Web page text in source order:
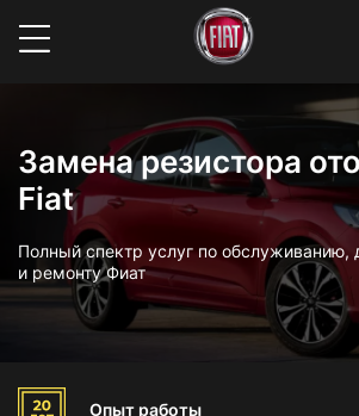
Замена резистора
Fiat
Полный спектр услуг по обслуживанию,
и ремонту Фиат
Опыт работы